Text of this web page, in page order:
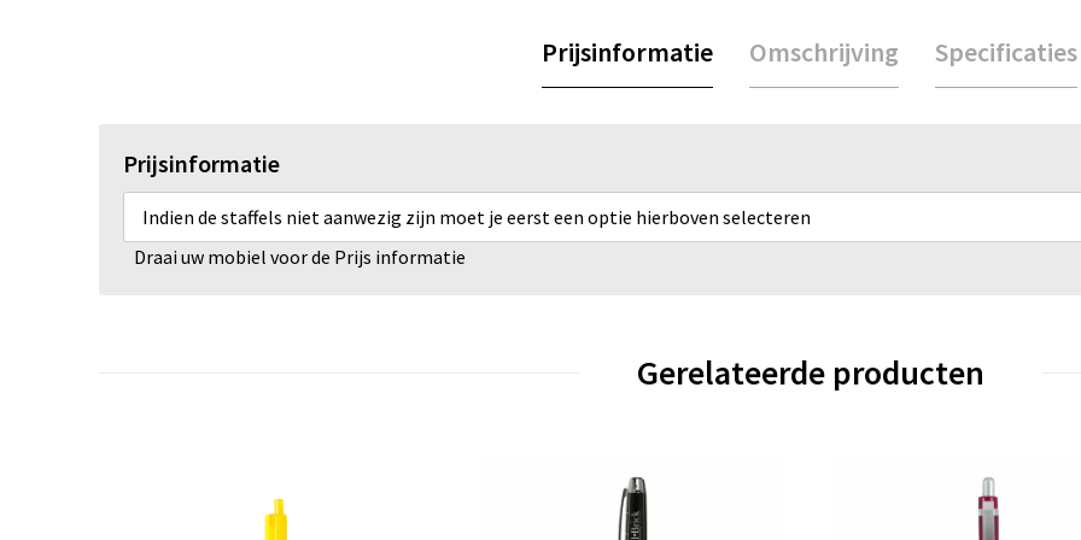
Prijsinformatie Omschrijving Specificaties
Prijsinformatie
Indien de staffels niet aanwezig zijn moet je eerst een optie hierboven selecteren
Draai uw mobiel voor de Prijs informatie
Gerelateerde producten